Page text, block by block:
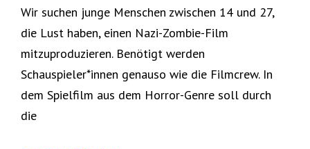
Wir suchen junge Menschen zwischen 14 und 27,
die Lust haben, einen Nazi-Zombie-Film
mitzuproduzieren. Benötigt werden
Schauspieler*innen genauso wie die Filmcrew. In
dem Spielfilm aus dem Horror-Genre soll durch
die